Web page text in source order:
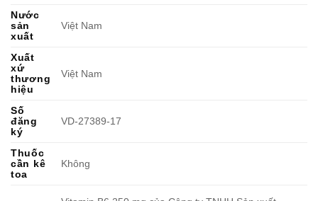
Nước
sản
xuất
Việt Nam
Xuất
xứ
thương
hiệu
Việt Nam
Số
đăng
ký
VD-27389-17
Thuốc
cần kê
toa
Không